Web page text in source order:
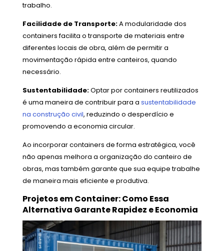
trabalho.
Facilidade de Transporte:A modularidade dos
containers facilita o transporte de materiais entre
diferentes locais de obra, além de permitir a
movimentação rápida entre canteiros, quando
necessário.
Sustentabilidade:Optar por containers reutilizados
é uma maneira de contribuir para a sustentabilidade
na construção civil, reduzindo o desperdício e
promovendo a economia circular.
Ao incorporar containers de forma estratégica, você
não apenas melhora a organização do canteiro de
obras, mas também garante que sua equipe trabalhe
de maneira mais eficiente e produtiva.
Projetos em Container: Como Essa
Alternativa Garante Rapidez e Economia